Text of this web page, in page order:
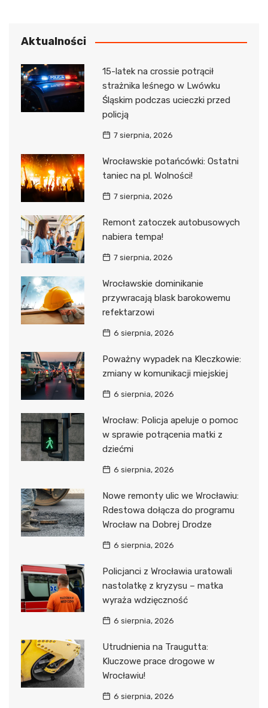
Aktualności
15-latek na crossie potrącił
strażnika leśnego w Lwówku
Śląskim podczas ucieczki przed
policją
7 sierpnia, 2026
Wrocławskie potańcówki: Ostatni
taniec na pl. Wolności!
7 sierpnia, 2026
Remont zatoczek autobusowych
nabiera tempa!
7 sierpnia, 2026
Wrocławskie dominikanie
przywracają blask barokowemu
refektarzowi
6 sierpnia, 2026
Poważny wypadek na Kleczkowie:
zmiany w komunikacji miejskiej
6 sierpnia, 2026
Wrocław: Policja apeluje o pomoc
w sprawie potrącenia matki z
dziećmi
6 sierpnia, 2026
Nowe remonty ulic we Wrocławiu:
Rdestowa dołącza do programu
Wrocław na Dobrej Drodze
6 sierpnia, 2026
Policjanci z Wrocławia uratowali
nastolatkę z kryzysu – matka
wyraża wdzięczność
6 sierpnia, 2026
Utrudnienia na Traugutta:
Kluczowe prace drogowe w
Wrocławiu!
6 sierpnia, 2026